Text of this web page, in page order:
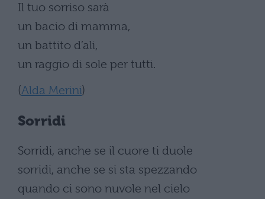
Il tuo sorriso sarà
un bacio di mamma,
un battito d’ali,
un raggio di sole per tutti.
(Alda Merini)
Sorridi
Sorridi, anche se il cuore ti duole
sorridi, anche se si sta spezzando
quando ci sono nuvole nel cielo